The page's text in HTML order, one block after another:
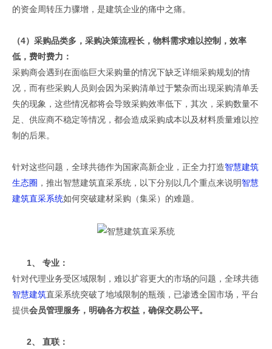
的资金周转压力骤增，是建筑企业的痛中之痛。
（4）采购品类多，采购决策流程长，物料需求难以控制，效率
低，费时费力：
采购商会遇到在面临巨大采购量的情况下缺乏详细采购规划的情
况，而有些采购人员则会因为采购清单过于繁杂而出现采购清单丢
失的现象，这些情况都将会导致采购效率低下，其次，采购数量不
足、供应商不稳定等情况，都会造成采购成本以及材料质量难以控
制的后果。
针对这些问题，全球共德作为国家高新企业，正全力打造智慧建筑
生态圈 ，推出智慧建筑直采系统，以下分别以几个重点来说明智慧
建筑直采系统如何突破建材采购（集采）的难题。
1、 专业：
针对代理业务受区域限制，难以扩容更大的市场的问题，全球共德
智慧建筑直采系统突破了地域限制的瓶颈，已渗透全国市场，平台
提供会员管理服务，明确各方权益，确保交易公平。
2、 直联：